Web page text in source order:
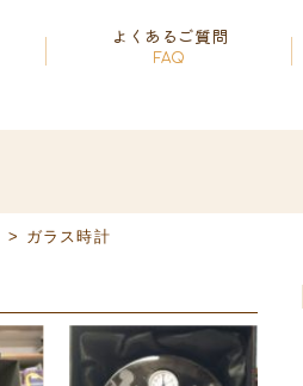
よくあるご質問
FAQ
> ガラス時計